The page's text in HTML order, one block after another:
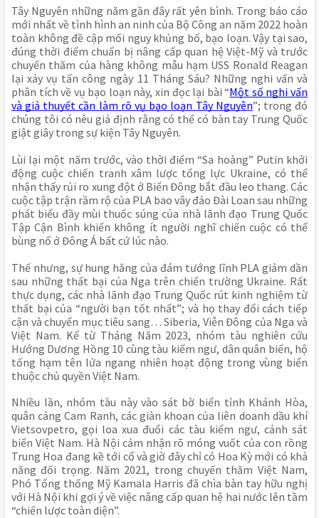
Tây Nguyên những năm gần đây rất yên bình. Trong báo cáo
mới nhất về tình hình an ninh của Bộ Công an năm 2022 hoàn
toàn không đề cập mối nguy khủng bố, bạo loạn. Vậy tại sao,
đúng thời điểm chuẩn bị nâng cấp quan hệ Việt-Mỹ và trước
chuyến thăm của hàng không mẫu hạm USS Ronald Reagan
lại xảy vụ tấn công ngày 11 Tháng Sáu? Những nghi vấn và
phân tích về vụ bạo loạn này, xin đọc lại bài “Một số nghi vấn
và giả thuyết cần làm rõ vụ bạo loạn Tây Nguyên”; trong đó
chúng tôi có nêu giả định rằng có thể có bàn tay Trung Quốc
giật giây trong sự kiện Tây Nguyên.
Lùi lại một năm trước, vào thời điểm “Sa hoàng” Putin khởi
động cuộc chiến tranh xâm lược tổng lực Ukraine, có thể
nhận thấy rủi ro xung đột ở Biển Đông bắt đầu leo thang. Các
cuộc tập trận rầm rộ của PLA bao vây đảo Đài Loan sau những
phát biểu đầy mùi thuốc súng của nhà lãnh đạo Trung Quốc
Tập Cận Bình khiến không ít người nghĩ chiến cuộc có thể
bùng nổ ở Đông Á bất cứ lúc nào.
Thế nhưng, sự hung hăng của đám tướng lĩnh PLA giảm dần
sau những thất bại của Nga trên chiến trường Ukraine. Rất
thực dụng, các nhà lãnh đạo Trung Quốc rút kinh nghiệm từ
thất bại của “người bạn tốt nhất”; và họ thay đổi cách tiếp
cận và chuyển mục tiêu sang… Siberia, Viễn Đông của Nga và
Việt Nam. Kể từ Tháng Năm 2023, nhóm tàu nghiên cứu
Hướng Dương Hồng 10 cùng tàu kiểm ngư, dân quân biển, hộ
tống hạm tên lửa ngang nhiên hoạt động trong vùng biển
thuộc chủ quyền Việt Nam.
Nhiều lần, nhóm tàu này vào sát bờ biển tỉnh Khánh Hòa,
quân cảng Cam Ranh, các giàn khoan của liên doanh dầu khí
Vietsovpetro, gọi loa xua đuổi các tàu kiểm ngư, cảnh sát
biển Việt Nam. Hà Nội cảm nhận rõ móng vuốt của con rồng
Trung Hoa đang kề tới cổ và giờ đây chỉ có Hoa Kỳ mới có khả
năng đối trọng. Năm 2021, trong chuyến thăm Việt Nam,
Phó Tổng thống Mỹ Kamala Harris đã chìa bàn tay hữu nghị
với Hà Nội khi gợi ý về việc nâng cấp quan hệ hai nước lên tầm
“chiến lược toàn diện”.